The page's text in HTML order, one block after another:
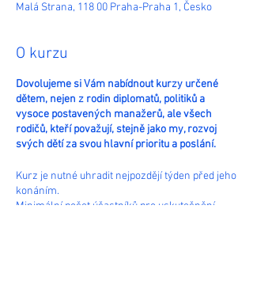
Malá Strana, 118 00 Praha-Praha 1, Česko
O kurzu
Dovolujeme si Vám nabídnout kurzy určené
dětem, nejen z rodin diplomatů, politiků a
vysoce postavených manažerů, ale všech
rodičů, kteří považují, stejně jako my, rozvoj
svých dětí za svou hlavní prioritu a poslání.
Kurz je nutné uhradit nejpozdějí týden před jeho
konáním.
Minimální počet účastníků pro uskutečnění